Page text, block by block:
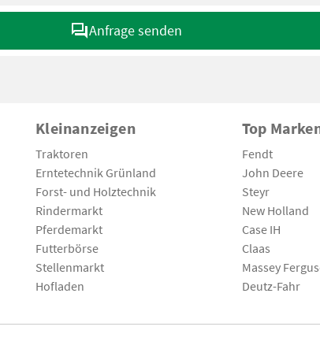
Anfrage senden
Kleinanzeigen
Traktoren
Erntetechnik Grünland
Forst- und Holztechnik
Rindermarkt
Pferdemarkt
Futterbörse
Stellenmarkt
Hofladen
Top
Fendt
John Deere
Steyr
New Holland
Case IH
Claas
Massey
Deutz-Fahr